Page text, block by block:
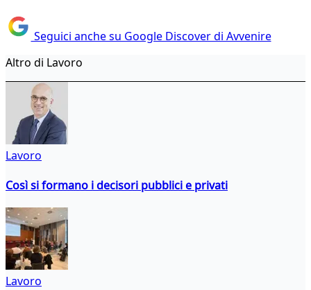
Seguici anche su Google Discover di Avvenire
Altro di Lavoro
Lavoro
Così si formano i decisori pubblici e privati
Lavoro